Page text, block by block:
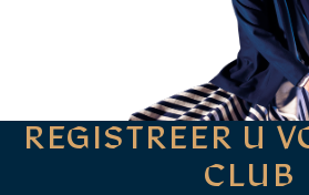
REGISTREER U
CLUB